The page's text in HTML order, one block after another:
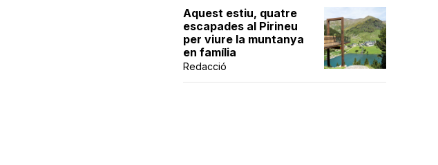
Aquest estiu, quatre
escapades al Pirineu
per viure la muntanya
en família
Redacció